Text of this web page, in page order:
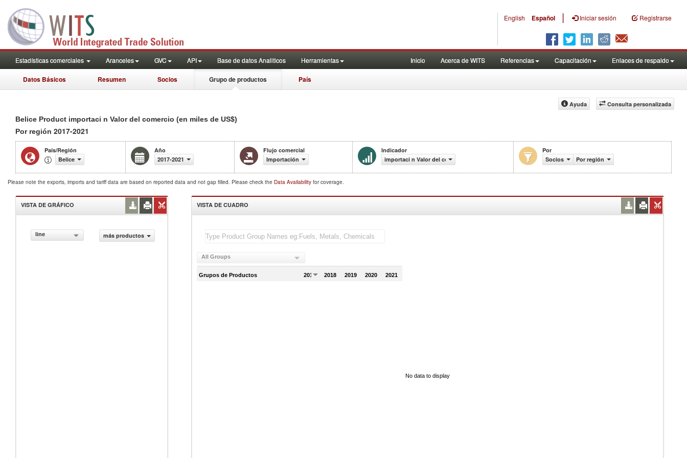
English Español | Iniciar sesión Registrarse
Estadísticas comerciales Aranceles GVC API Base de datos Analiticos Herramientas Inicio Acerca de WITS Referencias Capacitación Enlaces de respaldo
Datos Básicos Resumen Socios Grupo de productos País
Consulta personalizada
Ayuda
Belice Product importaci n Valor del comercio (en miles de US$)
Por región 2017-2021
País/Región
Belice
Año
2017-2021
Flujo comercial
Importación
Indicador
importaci n Valor del comercio (en miles de US$)
Por
Socios
Por región
Please note the exports, imports and tariff data are based on reported data and not gap filled. Please check the Data Availability for coverage.
VISTA DE GRÁFICO
line más productos
VISTA DE CUADRO
All Groups
Grupos de Productos 2017 2018 2019 2020 2021
No data to display